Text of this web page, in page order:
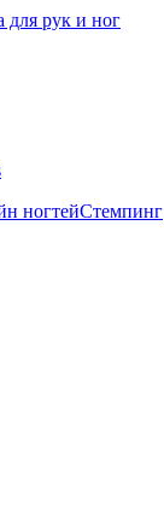
для рук и ног
ногтейСтемпинг